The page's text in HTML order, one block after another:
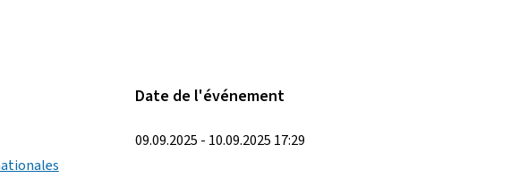
Date de l'événement
09.09.2025 - 10.09.2025 17:29